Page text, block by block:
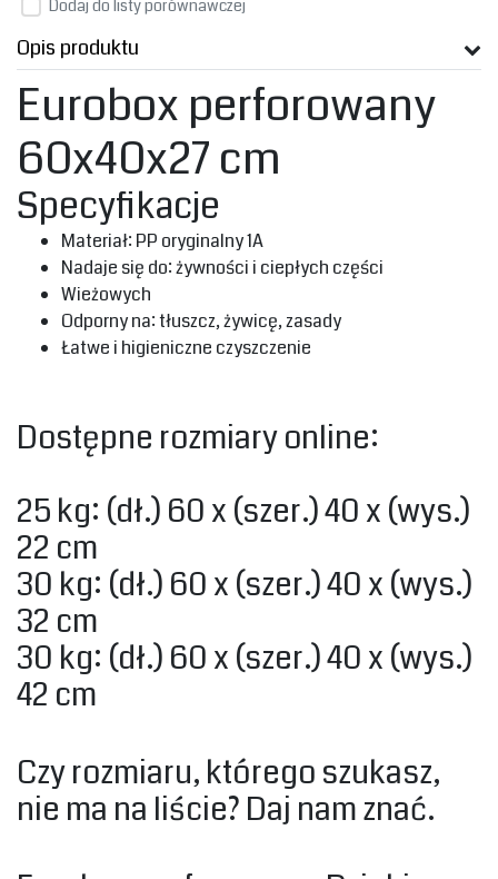
Dodaj do listy porównawczej
Opis produktu
‎Eurobox perforowany
60x40x27 cm‎
‎Specyfikacje‎
‎Materiał: PP oryginalny 1A‎
‎Nadaje się do: żywności i ciepłych części‎
‎Wieżowych‎
‎Odporny na: tłuszcz, żywicę, zasady‎
‎Łatwe i higieniczne czyszczenie‎
‎Dostępne rozmiary online:‎
‎25 kg: (dł.) 60 x (szer.) 40 x (wys.)
22 cm ‎
‎30 kg: (dł.) 60 x (szer.) 40 x (wys.)
32 cm ‎
‎30 kg: (dł.) 60 x (szer.) 40 x (wys.)
42 cm ‎
‎Czy rozmiaru, którego szukasz,
nie ma na liście? Daj nam znać.‎